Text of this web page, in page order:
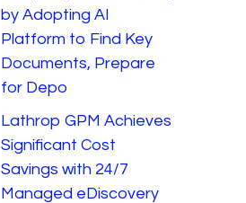
by Adopting AI
Platform to Find Key
Documents, Prepare
for Depo
Lathrop GPM Achieves
Significant Cost
Savings with 24/7
Managed eDiscovery